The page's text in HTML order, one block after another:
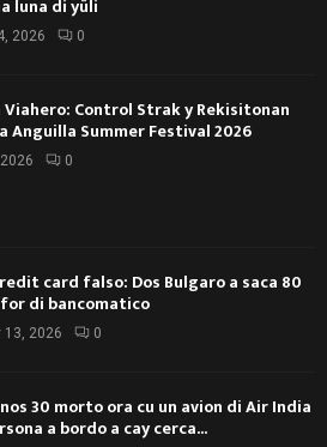
luna di yüli
2026 0
Control Strak y Rekisitonan
Anguilla Summer Festival 2026
0
card falso: Dos Bulgaro a saca 80
di bancomatico
13, 2026 0
30 morto ora cu un avion di Air India
a bordo a cay cerca...